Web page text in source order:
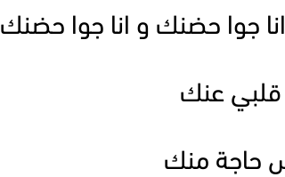
جوا حضنك و انا جوا حضنك
عنك
حاجة منك